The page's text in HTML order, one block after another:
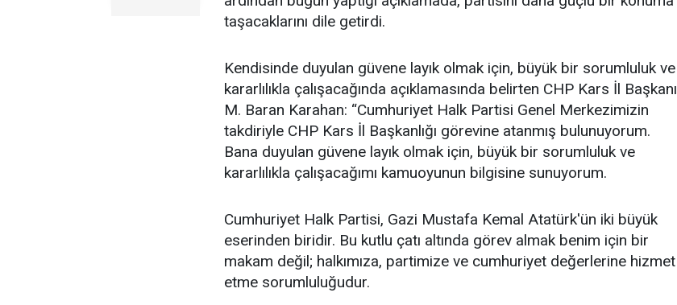
taşacaklarını dile getirdi.
Kendisinde duyulan güvene layık olmak için, büyük bir sorumluluk ve
kararlılıkla çalışacağında açıklamasında belirten CHP Kars İl Başkanı
M. Baran Karahan: “Cumhuriyet Halk Partisi Genel Merkezimizin
takdiriyle CHP Kars İl Başkanlığı görevine atanmış bulunuyorum.
Bana duyulan güvene layık olmak için, büyük bir sorumluluk ve
kararlılıkla çalışacağımı kamuoyunun bilgisine sunuyorum.
Cumhuriyet Halk Partisi, Gazi Mustafa Kemal Atatürk'ün iki büyük
eserinden biridir. Bu kutlu çatı altında görev almak benim için bir
makam değil; halkımıza, partimize ve cumhuriyet değerlerine hizmet
etme sorumluluğudur.